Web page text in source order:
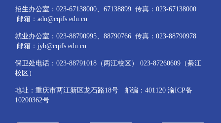
招生办公室：023-67138000、67138899 传真：023-67138000
邮箱：ado@cqifs.edu.cn
就业办公室：023-88790995、88790766 传真：023-88790978
邮箱：jyb@cqifs.edu.cn
保卫处电话：023-88791018（两江校区） 023-87260609（綦江
校区）
地址：重庆市两江新区龙石路18号 邮编：401120 渝ICP备
10200362号